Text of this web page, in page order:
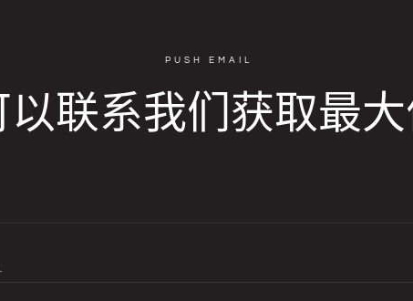
PUSH EMAIL
以联系我们获取最